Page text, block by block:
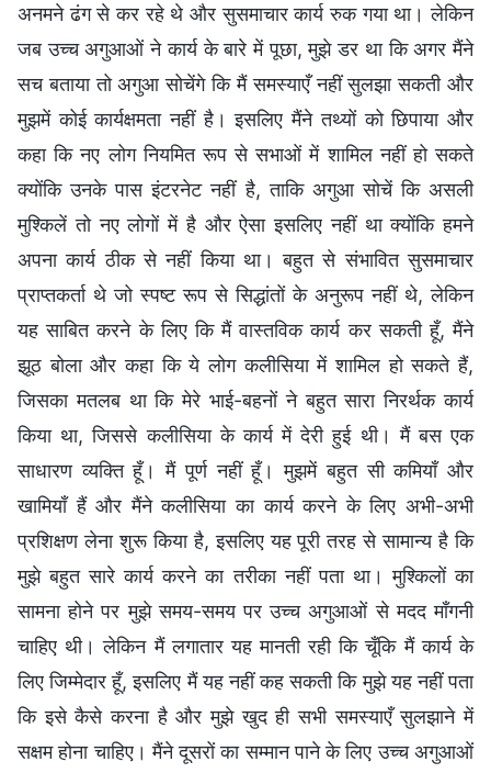
अनमने ढंग से कर रहे थे और सुसमाचार कार्य रुक गया था। लेकिन
जब उच्च अगुआओं ने कार्य के बारे में पूछा, मुझे डर था कि अगर मैंने
सच बताया तो अगुआ सोचेंगे कि मैं समस्याएँ नहीं सुलझा सकती और
मुझमें कोई कार्यक्षमता नहीं है। इसलिए मैंने तथ्यों को छिपाया और
कहा कि नए लोग नियमित रूप से सभाओं में शामिल नहीं हो सकते
क्योंकि उनके पास इंटरनेट नहीं है, ताकि अगुआ सोचें कि असली
मुश्किलें तो नए लोगों में है और ऐसा इसलिए नहीं था क्योंकि हमने
अपना कार्य ठीक से नहीं किया था। बहुत से संभावित सुसमाचार
प्राप्तकर्ता थे जो स्पष्ट रूप से सिद्धांतों के अनुरूप नहीं थे, लेकिन
यह साबित करने के लिए कि मैं वास्तविक कार्य कर सकती हूँ, मैंने
झूठ बोला और कहा कि ये लोग कलीसिया में शामिल हो सकते हैं,
जिसका मतलब था कि मेरे भाई-बहनों ने बहुत सारा निरर्थक कार्य
किया था, जिससे कलीसिया के कार्य में देरी हुई थी। मैं बस एक
साधारण व्यक्ति हूँ। मैं पूर्ण नहीं हूँ। मुझमें बहुत सी कमियाँ और
खामियाँ हैं और मैंने कलीसिया का कार्य करने के लिए अभी-अभी
प्रशिक्षण लेना शुरू किया है, इसलिए यह पूरी तरह से सामान्य है कि
मुझे बहुत सारे कार्य करने का तरीका नहीं पता था। मुश्किलों का
सामना होने पर मुझे समय-समय पर उच्च अगुआओं से मदद माँगनी
चाहिए थी। लेकिन मैं लगातार यह मानती रही कि चूँकि मैं कार्य के
लिए जिम्मेदार हूँ, इसलिए मैं यह नहीं कह सकती कि मुझे यह नहीं पता
कि इसे कैसे करना है और मुझे खुद ही सभी समस्याएँ सुलझाने में
सक्षम होना चाहिए। मैंने दूसरों का सम्मान पाने के लिए उच्च अगुआओं